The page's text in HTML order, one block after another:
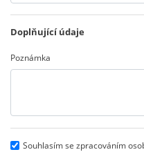
Doplňující údaje
Poznámka
Souhlasím se zpracováním